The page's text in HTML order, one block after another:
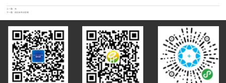
上一篇：无
下一篇：
帕拉米韦注射液